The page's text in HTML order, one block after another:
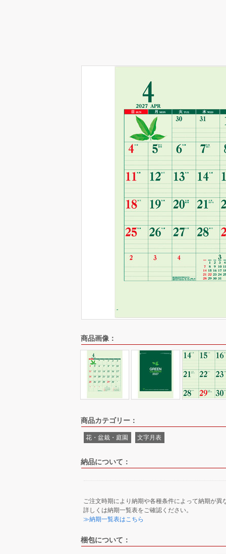
商品画像：
商品カテゴリー：
花・盆栽・庭園 文字月表
納品について：
ご注文時期により納期や各種条件によって納期が異
詳しくは納期一覧表をご確認ください。
≫納期一覧表はこちら
梱包について：